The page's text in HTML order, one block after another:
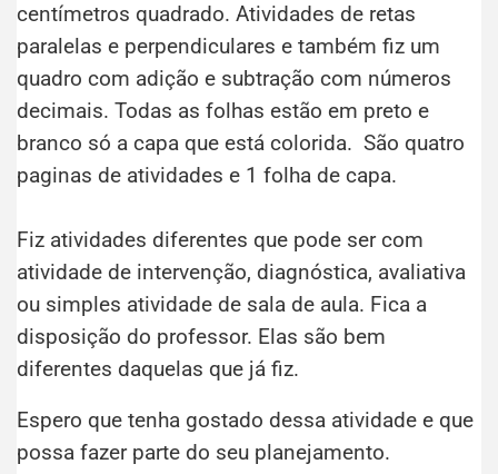
centímetros quadrado. Atividades de retas
paralelas e perpendiculares e também fiz um
quadro com adição e subtração com números
decimais. Todas as folhas estão em preto e
branco só a capa que está colorida. São quatro
paginas de atividades e 1 folha de capa.
Fiz atividades diferentes que pode ser com
atividade de intervenção, diagnóstica, avaliativa
ou simples atividade de sala de aula. Fica a
disposição do professor. Elas são bem
diferentes daquelas que já fiz.
Espero que tenha gostado dessa atividade e que
possa fazer parte do seu planejamento.